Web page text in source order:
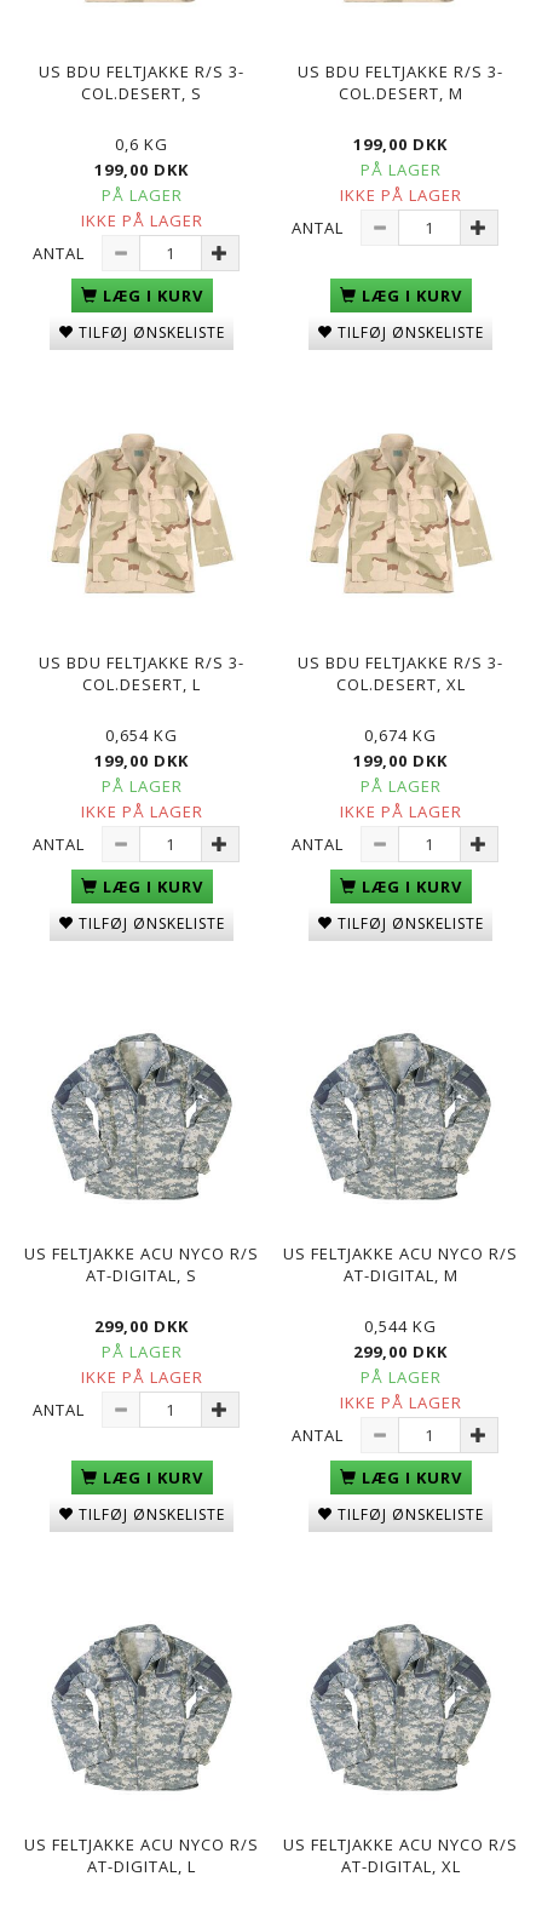
US BDU FELTJAKKE R/S 3-
COL.DESERT, S
0,6 KG
199,00 DKK
PÅ LAGER
IKKE PÅ LAGER
ANTAL
LÆG I KURV
TILFØJ ØNSKELISTE
US BDU FELTJAKKE R/S 3-
COL.DESERT, M
199,00 DKK
PÅ LAGER
IKKE PÅ LAGER
ANTAL
LÆG I KURV
TILFØJ ØNSKELISTE
US BDU FELTJAKKE R/S 3-
COL.DESERT, L
0,654 KG
199,00 DKK
PÅ LAGER
IKKE PÅ LAGER
ANTAL
LÆG I KURV
TILFØJ ØNSKELISTE
US BDU FELTJAKKE R/S 3-
COL.DESERT, XL
0,674 KG
199,00 DKK
PÅ LAGER
IKKE PÅ LAGER
ANTAL
LÆG I KURV
TILFØJ ØNSKELISTE
US FELTJAKKE ACU NYCO R/S
AT-DIGITAL, S
299,00 DKK
PÅ LAGER
IKKE PÅ LAGER
ANTAL
LÆG I KURV
TILFØJ ØNSKELISTE
US FELTJAKKE ACU NYCO R/S
AT-DIGITAL, M
0,544 KG
299,00 DKK
PÅ LAGER
IKKE PÅ LAGER
ANTAL
LÆG I KURV
TILFØJ ØNSKELISTE
US FELTJAKKE ACU NYCO R/S
AT-DIGITAL, L
US FELTJAKKE ACU NYCO R/S
AT-DIGITAL, XL